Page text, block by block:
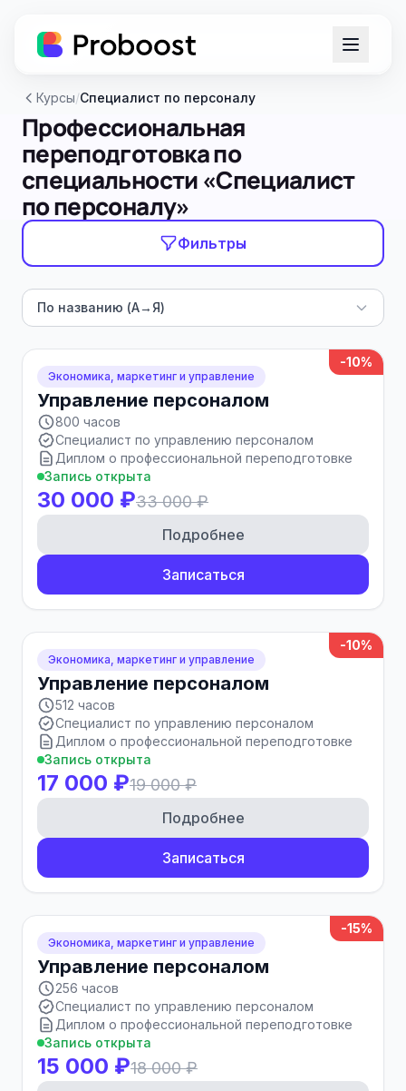
Курсы/Специалист по персоналу
Профессиональная
переподготовка по
специальности «Специалист
по персоналу»
Фильтры
По названию (А→Я)
-10%
Экономика, маркетинг и управление
Управление персоналом
800 часов
Специалист по управлению персоналом
Диплом о профессиональной переподготовке
Запись открыта
30 000 ₽33 000 ₽
Подробнее
Записаться
-10%
Экономика, маркетинг и управление
Управление персоналом
512 часов
Специалист по управлению персоналом
Диплом о профессиональной переподготовке
Запись открыта
17 000 ₽19 000 ₽
Подробнее
Записаться
-15%
Экономика, маркетинг и управление
Управление персоналом
256 часов
Специалист по управлению персоналом
Диплом о профессиональной переподготовке
Запись открыта
15 000 ₽18 000 ₽